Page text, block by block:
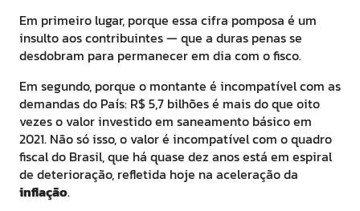
Em primeiro lugar, porque essa cifra pomposa é um
insulto aos contribuintes — que a duras penas se
desdobram para permanecer em dia com o fisco.
Em segundo, porque o montante é incompatível com as
demandas do País: R$ 5,7 bilhões é mais do que oito
vezes o valor investido em saneamento básico em
2021. Não só isso, o valor é incompatível com o quadro
fiscal do Brasil, que há quase dez anos está em espiral
de deterioração, refletida hoje na aceleração da
inflação.